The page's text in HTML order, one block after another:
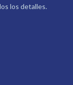
los detalles.